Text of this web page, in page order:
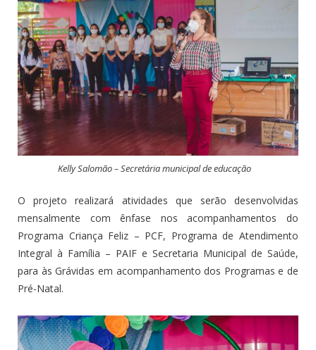
Kelly Salomão – Secretária municipal de educação
O projeto realizará atividades que serão desenvolvidas
mensalmente com ênfase nos acompanhamentos do
Programa Criança Feliz – PCF, Programa de Atendimento
Integral à Família – PAIF e Secretaria Municipal de Saúde,
para às Grávidas em acompanhamento dos Programas e de
Pré-Natal.